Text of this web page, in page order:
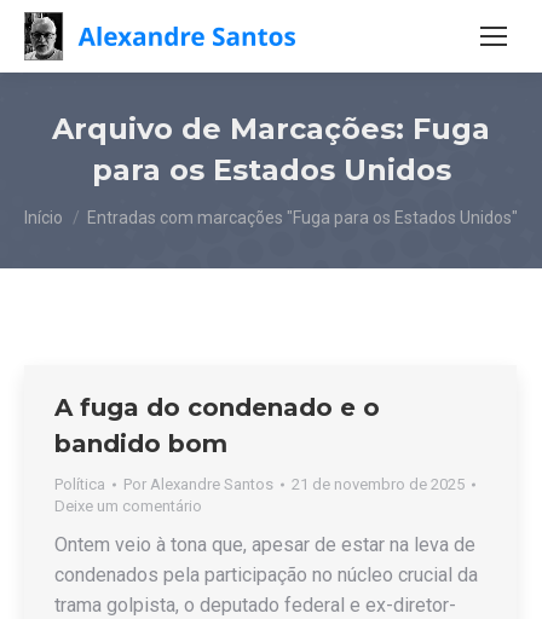
Arquivo de Marcações: Fuga
para os Estados Unidos
Você está aqui:
Início Entradas com marcações "Fuga para os Estados Unidos"
A fuga do condenado e o
bandido bom
Política Por Alexandre Santos
21 de novembro de 2025
Deixe um comentário
Ontem veio à tona que, apesar de estar na leva de
condenados pela participação no núcleo crucial da
trama golpista, o deputado federal e ex-diretor-